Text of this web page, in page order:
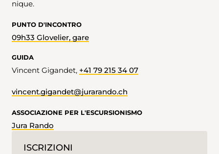
nique.
PUNTO D'INCONTRO
09h33 Glovelier, gare
GUIDA
Vincent Gigandet, +41 79 215 34 07
vincent.gigandet@jurarando.ch
ASSOCIAZIONE PER L'ESCURSIONISMO
Jura Rando
ISCRIZIONI